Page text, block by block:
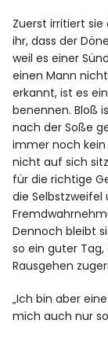
Zuerst irritiert
ihr, dass der
weil es einer
einen Mann
erkannt, ist es
benennen. Bloß
nach der Soße
immer noch kein
nicht auf sich
für die richtige
die Selbstzweifel
Dennoch bleibt
so ein guter
Rausgehen
„Ich bin aber
mich auch nur